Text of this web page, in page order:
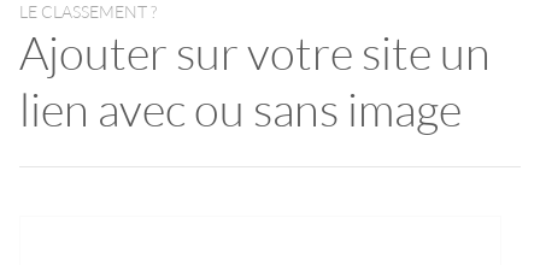
LE CLASSEMENT ?
Ajouter sur votre site un
lien avec ou sans image